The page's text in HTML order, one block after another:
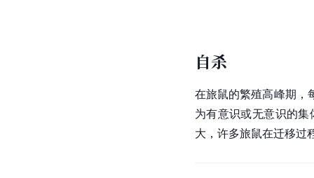
自杀
在旅鼠的繁殖高峰期，
为有意识或无意识的
大，许多旅鼠在迁移过